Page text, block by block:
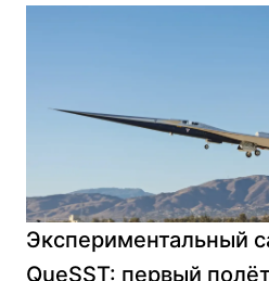
Экспериментальный
QueSST: первый